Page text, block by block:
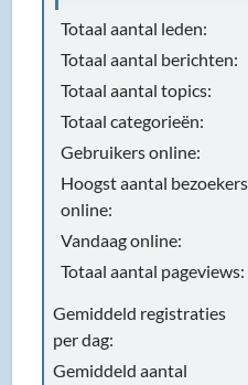
Totaal aantal leden:
Totaal aantal berichten:
Totaal aantal topics:
Totaal categorieën:
Gebruikers online:
Hoogst aantal bezoekers
online:
Vandaag online:
Totaal aantal pageviews:
Gemiddeld registraties
per dag:
Gemiddeld aantal